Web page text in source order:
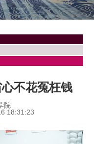
不花冤枉钱
院
18:31:23